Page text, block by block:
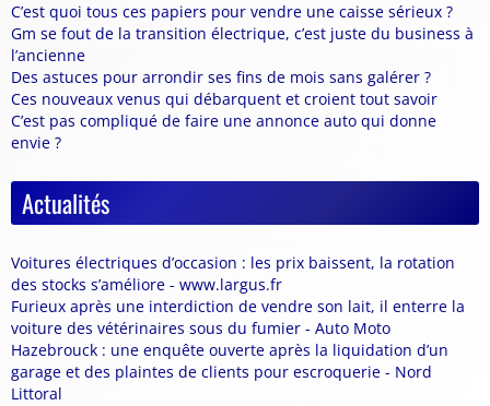
C’est quoi tous ces papiers pour vendre une caisse sérieux ?
Gm se fout de la transition électrique, c’est juste du business à
l’ancienne
Des astuces pour arrondir ses fins de mois sans galérer ?
Ces nouveaux venus qui débarquent et croient tout savoir
C’est pas compliqué de faire une annonce auto qui donne
envie ?
Actualités
Voitures électriques d’occasion : les prix baissent, la rotation
des stocks s’améliore - www.largus.fr
Furieux après une interdiction de vendre son lait, il enterre la
voiture des vétérinaires sous du fumier - Auto Moto
Hazebrouck : une enquête ouverte après la liquidation d’un
garage et des plaintes de clients pour escroquerie - Nord
Littoral